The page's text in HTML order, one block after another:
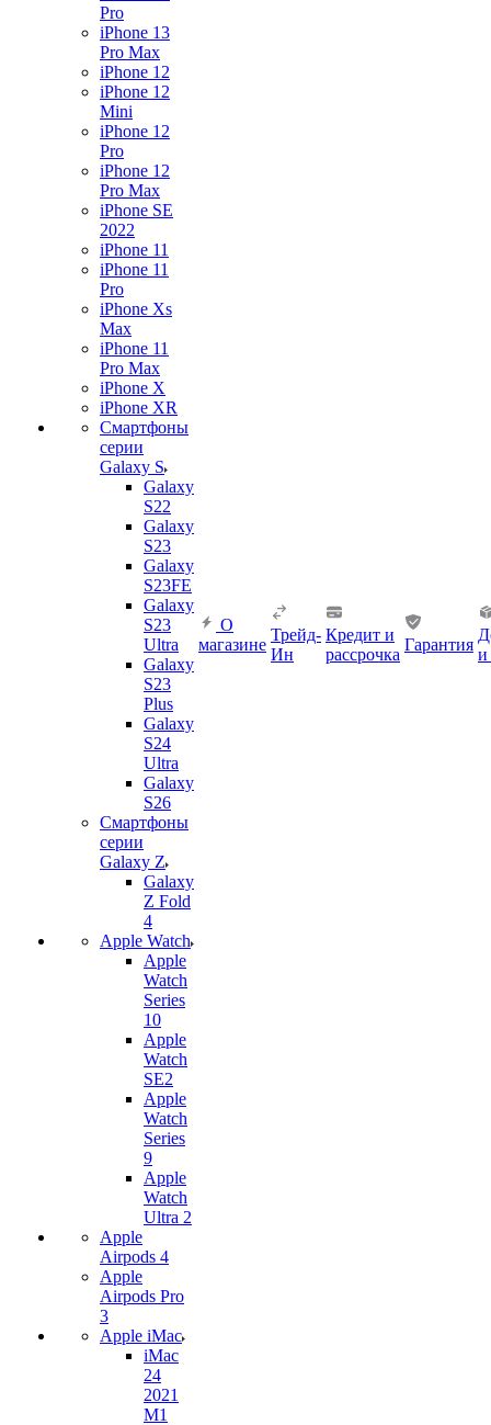
Pro
iPhone 13
Pro Max
iPhone 12
iPhone 12
Mini
iPhone 12
Pro
iPhone 12
Pro Max
iPhone SE
2022
iPhone 11
iPhone 11
Pro
iPhone Xs
Max
iPhone 11
Pro Max
iPhone X
iPhone XR
Смартфоны
серии
Galaxy S
Galaxy
S22
Galaxy
S23
Galaxy
S23FE
Galaxy
S23
Ultra
Galaxy
S23
Plus
Galaxy
S24
Ultra
Galaxy
S26
Смартфоны
серии
Galaxy Z
Galaxy
Z Fold
4
Apple Watch
Apple
Watch
Series
10
Apple
Watch
SE2
Apple
Watch
Series
9
Apple
Watch
Ultra 2
Apple
Airpods 4
Apple
Airpods Pro
3
Apple iMac
iMac
24
2021
M1
О
магазине
Трейд-
Ин
Кредит и
рассрочка
Гарантия
и